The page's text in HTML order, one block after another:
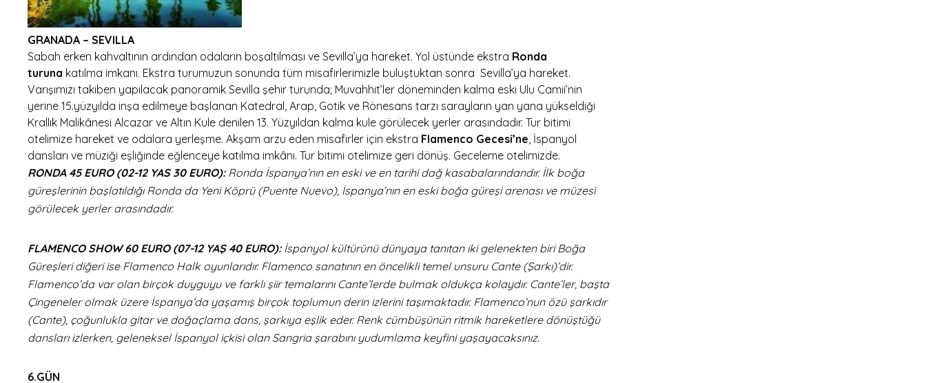
GRANADA – SEVILLA
Sabah erken kahvaltının ardından odaların boşaltılması ve Sevilla’ya hareket. Yol üstünde ekstra Ronda
turuna katılma imkanı. Ekstra turumuzun sonunda tüm misafirlerimizle buluştuktan sonra Sevilla’ya hareket.
Varışımızı takiben yapılacak panoramik Sevilla şehir turunda; Muvahhit’ler döneminden kalma eski Ulu Camii’nin
yerine 15.yüzyılda inşa edilmeye başlanan Katedral, Arap, Gotik ve Rönesans tarzı sarayların yan yana yükseldiği
Krallık Malikânesi Alcazar ve Altın Kule denilen 13. Yüzyıldan kalma kule görülecek yerler arasındadır. Tur bitimi
otelimize hareket ve odalara yerleşme. Akşam arzu eden misafirler için ekstra Flamenco Gecesi’ne , İspanyol
dansları ve müziği eşliğinde eğlenceye katılma imkânı. Tur bitimi otelimize geri dönüş. Geceleme otelimizde.
RONDA 45 EURO (02-12 YAS 30 EURO):Ronda İspanya’nın en eski ve en tarihi dağ kasabalarındandır. İlk boğa
güreşlerinin başlatıldığı Ronda da Yeni Köprü (Puente Nuevo), İspanya’nın en eski boğa güreşi arenası ve müzesi
görülecek yerler arasındadır.
FLAMENCO SHOW 60 EURO (07-12 YAŞ 40 EURO):İspanyol kültürünü dünyaya tanıtan iki gelenekten biri Boğa
Güreşleri diğeri ise Flamenco Halk oyunlarıdır. Flamenco sanatının en öncelikli temel unsuru Cante (Şarkı)’dir.
Flamenco’da var olan birçok duyguyu ve farklı şiir temalarını Cante’lerde bulmak oldukça kolaydır. Cante’ler, başta
Çingeneler olmak üzere İspanya’da yaşamış birçok toplumun derin izlerini taşımaktadır. Flamenco’nun özü şarkıdır
(Cante), çoğunlukla gitar ve doğaçlama dans, şarkıya eşlik eder. Renk cümbüşünün ritmik hareketlere dönüştüğü
dansları izlerken, geleneksel İspanyol içkisi olan Sangria şarabını yudumlama keyfini yaşayacaksınız.
6.GÜN